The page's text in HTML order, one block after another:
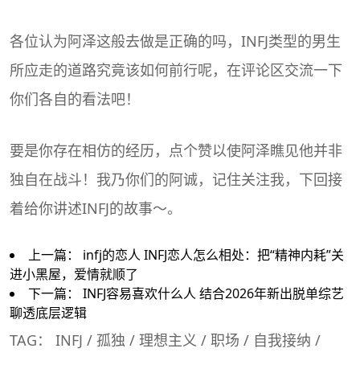
各位认为阿泽这般去做是正确的吗，INFJ类型的男生
所应走的道路究竟该如何前行呢，在评论区交流一下
你们各自的看法吧！
要是你存在相仿的经历，点个赞以使阿泽瞧见他并非
独自在战斗！我乃你们的阿诚，记住关注我，下回接
着给你讲述INFJ的故事～。
上一篇： infj的恋人 INFJ恋人怎么相处：把“精神内耗”关
进小黑屋，爱情就顺了
下一篇： INFJ容易喜欢什么人 结合2026年新出脱单综艺
聊透底层逻辑
TAG： INFJ / 孤独 / 理想主义 / 职场 / 自我接纳 /